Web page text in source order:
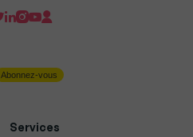
Abonnez-vous
Services